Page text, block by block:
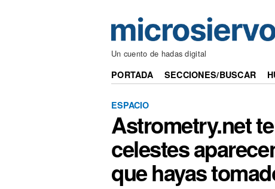
Un cuento de hadas digital
PORTADA SECCIONES/BUSCAR
ESPACIO
Astrometry.net
celestes
que hayas